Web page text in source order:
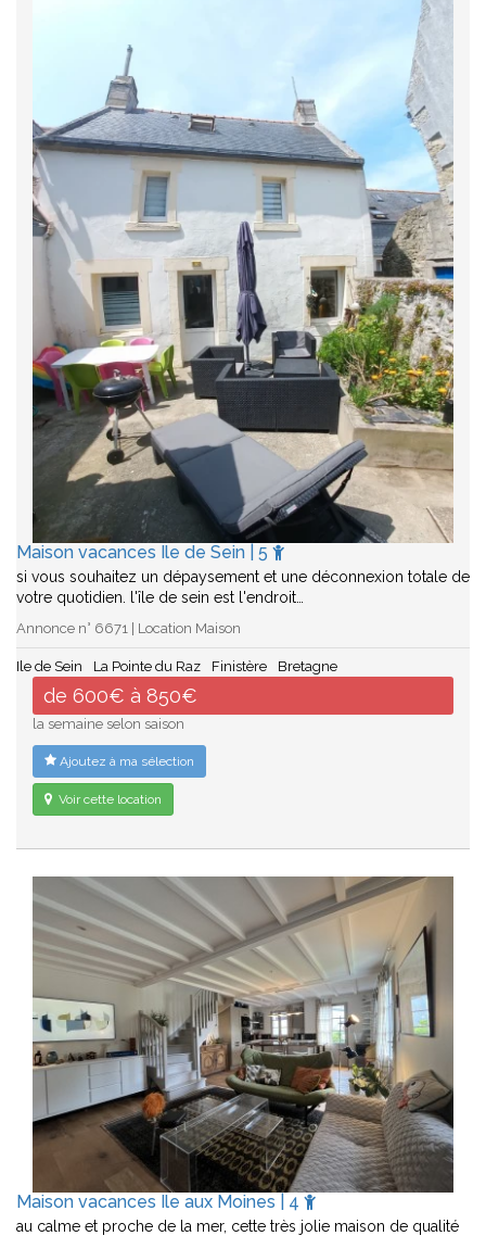
Maison vacances Ile de Sein | 5
si vous souhaitez un dépaysement et une déconnexion totale de
votre quotidien. l'île de sein est l'endroit…
Annonce n° 6671 | Location Maison
Ile de Sein La Pointe du Raz Finistère Bretagne
de 600€ à 850€
la semaine selon saison
Ajoutez à ma sélection
Voir cette location
Maison vacances Ile aux Moines | 4
au calme et proche de la mer, cette très jolie maison de qualité